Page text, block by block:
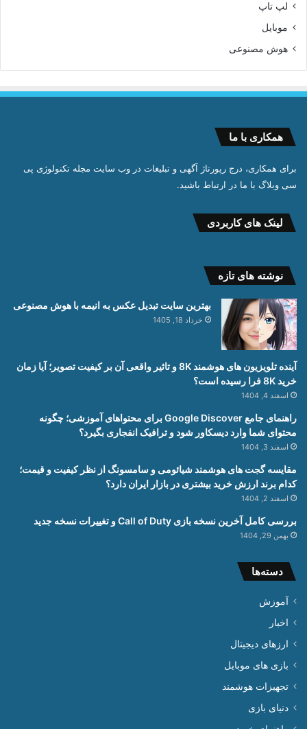
لپ تاپ
موبایل
هوش مصنوعی
همکاری با ما
برای همکاری، درج رپورتاژ آگهی و تبلیغات در وب سایت مجله تکنولوژی پی
سی وبلاگ با ما در ارتباط باشید.
لینک های کاربردی
نوشته های تازه
بهترین سایت تبدیل عکس به انیمه با هوش مصنوعی
خرداد 18, 1405
آینده تلویزیون های هوشمند 8K و تاثیر واقعی آن بر کیفیت تصویر؛ آیا زمان
خرید 8K فرا رسیده است؟
اسفند 4, 1404
راهنمای جامع Google Discover برای محتواهای آموزشی؛ چگونه
محتوای شما وارد دیسکاور شود و ترافیک انفجاری بگیرد؟
اسفند 3, 1404
مقایسه گجت های هوشمند شیائومی و سامسونگ از نظر کیفیت و قیمت؛
کدام برند ارزش خرید بیشتری در بازار ایران دارد؟
اسفند 2, 1404
بررسی کامل آخرین نسخه بازی Call of Duty و تغییرات نسخه جدید
بهمن 29, 1404
دسته‌ها
آموزش
اخبار
ارزهای دیجیتال
بازی های موبایل
تجهیزات هوشمند
دنیای بازی